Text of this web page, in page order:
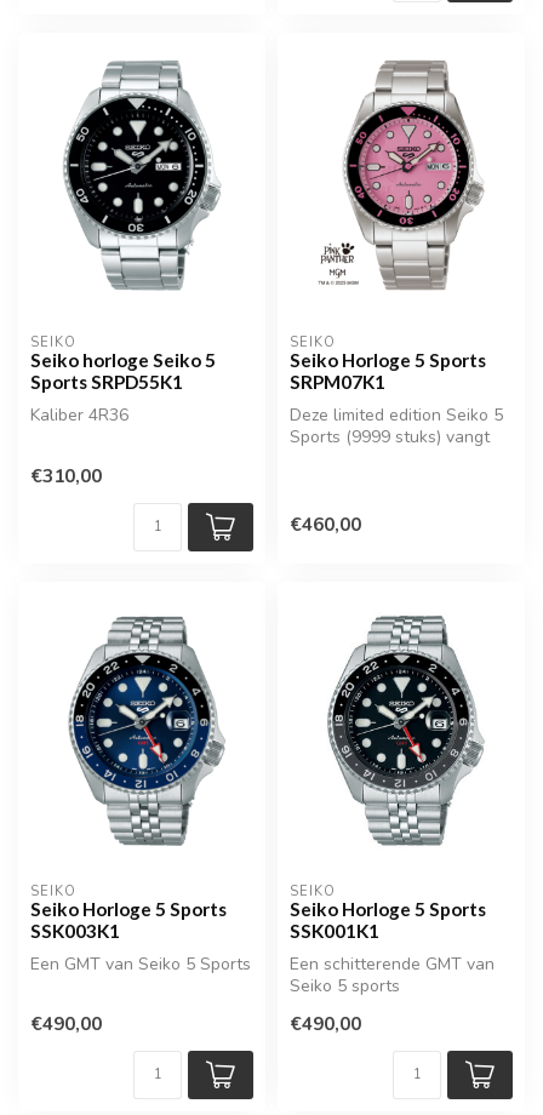
SEIKO
Seiko horloge Seiko 5
Sports SRPD55K1
Kaliber 4R36
€310,00
SEIKO
Seiko Horloge 5 Sports
SRPM07K1
Deze limited edition Seiko 5
Sports (9999 stuks) vangt
€460,00
SEIKO
Seiko Horloge 5 Sports
SSK003K1
Een GMT van Seiko 5 Sports
€490,00
SEIKO
Seiko Horloge 5 Sports
SSK001K1
Een schitterende GMT van
Seiko 5 sports
€490,00